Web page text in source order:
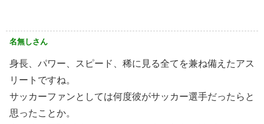
名無しさん
身長、パワー、スピード、稀に見る全てを兼ね備えたアス
リートですね。
サッカーファンとしては何度彼がサッカー選手だったらと
思ったことか。